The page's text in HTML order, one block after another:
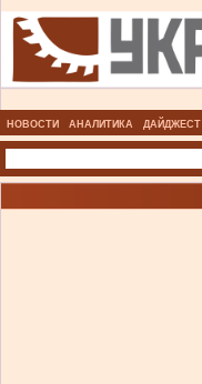
НОВОСТИ АНАЛИТИКА ДАЙДЖЕСТ